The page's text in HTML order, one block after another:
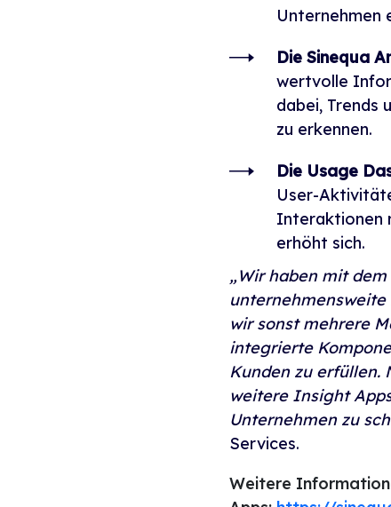
Unternehmen
Die Sinequa
wertvolle
dabei, Trends
zu erkennen.
Die Usage
User-
Interaktionen
erhöht sich.
„Wir haben mit
wir sonst mehrere
integrierte
Kunden zu erfüllen.
weitere Insight
Unternehmen zu
Services.
Weitere